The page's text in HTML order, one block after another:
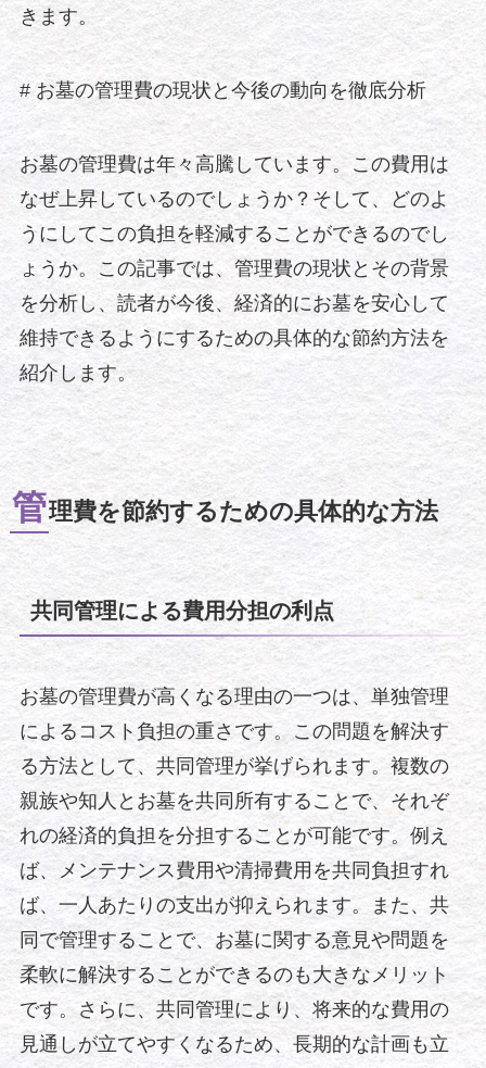
きます。
# お墓の管理費の現状と今後の動向を徹底分析
お墓の管理費は年々高騰しています。この費用は
なぜ上昇しているのでしょうか？そして、どのよ
うにしてこの負担を軽減することができるのでし
ょうか。この記事では、管理費の現状とその背景
を分析し、読者が今後、経済的にお墓を安心して
維持できるようにするための具体的な節約方法を
紹介します。
管理費を節約するための具体的な方法
共同管理による費用分担の利点
お墓の管理費が高くなる理由の一つは、単独管理
によるコスト負担の重さです。この問題を解決す
る方法として、共同管理が挙げられます。複数の
親族や知人とお墓を共同所有することで、それぞ
れの経済的負担を分担することが可能です。例え
ば、メンテナンス費用や清掃費用を共同負担すれ
ば、一人あたりの支出が抑えられます。また、共
同で管理することで、お墓に関する意見や問題を
柔軟に解決することができるのも大きなメリット
です。さらに、共同管理により、将来的な費用の
見通しが立てやすくなるため、長期的な計画も立